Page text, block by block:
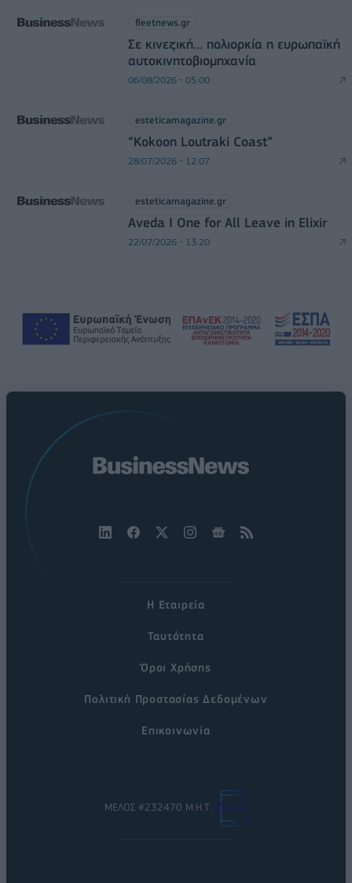
fleetnews.gr
Σε κινεζική… πολιορκία η ευρωπαϊκή
αυτοκινητοβιομηχανία
06/08/2026 - 05:00
esteticamagazine.gr
“Kokoon Loutraki Coast”
28/07/2026 - 12:07
esteticamagazine.gr
Aveda I One for All Leave in Elixir
22/07/2026 - 13:20
Η Εταιρεία
Ταυτότητα
Όροι Χρήσης
Πολιτική Προστασίας Δεδομένων
Επικοινωνία
ΜΕΛΟΣ #232470 Μ.Η.Τ.